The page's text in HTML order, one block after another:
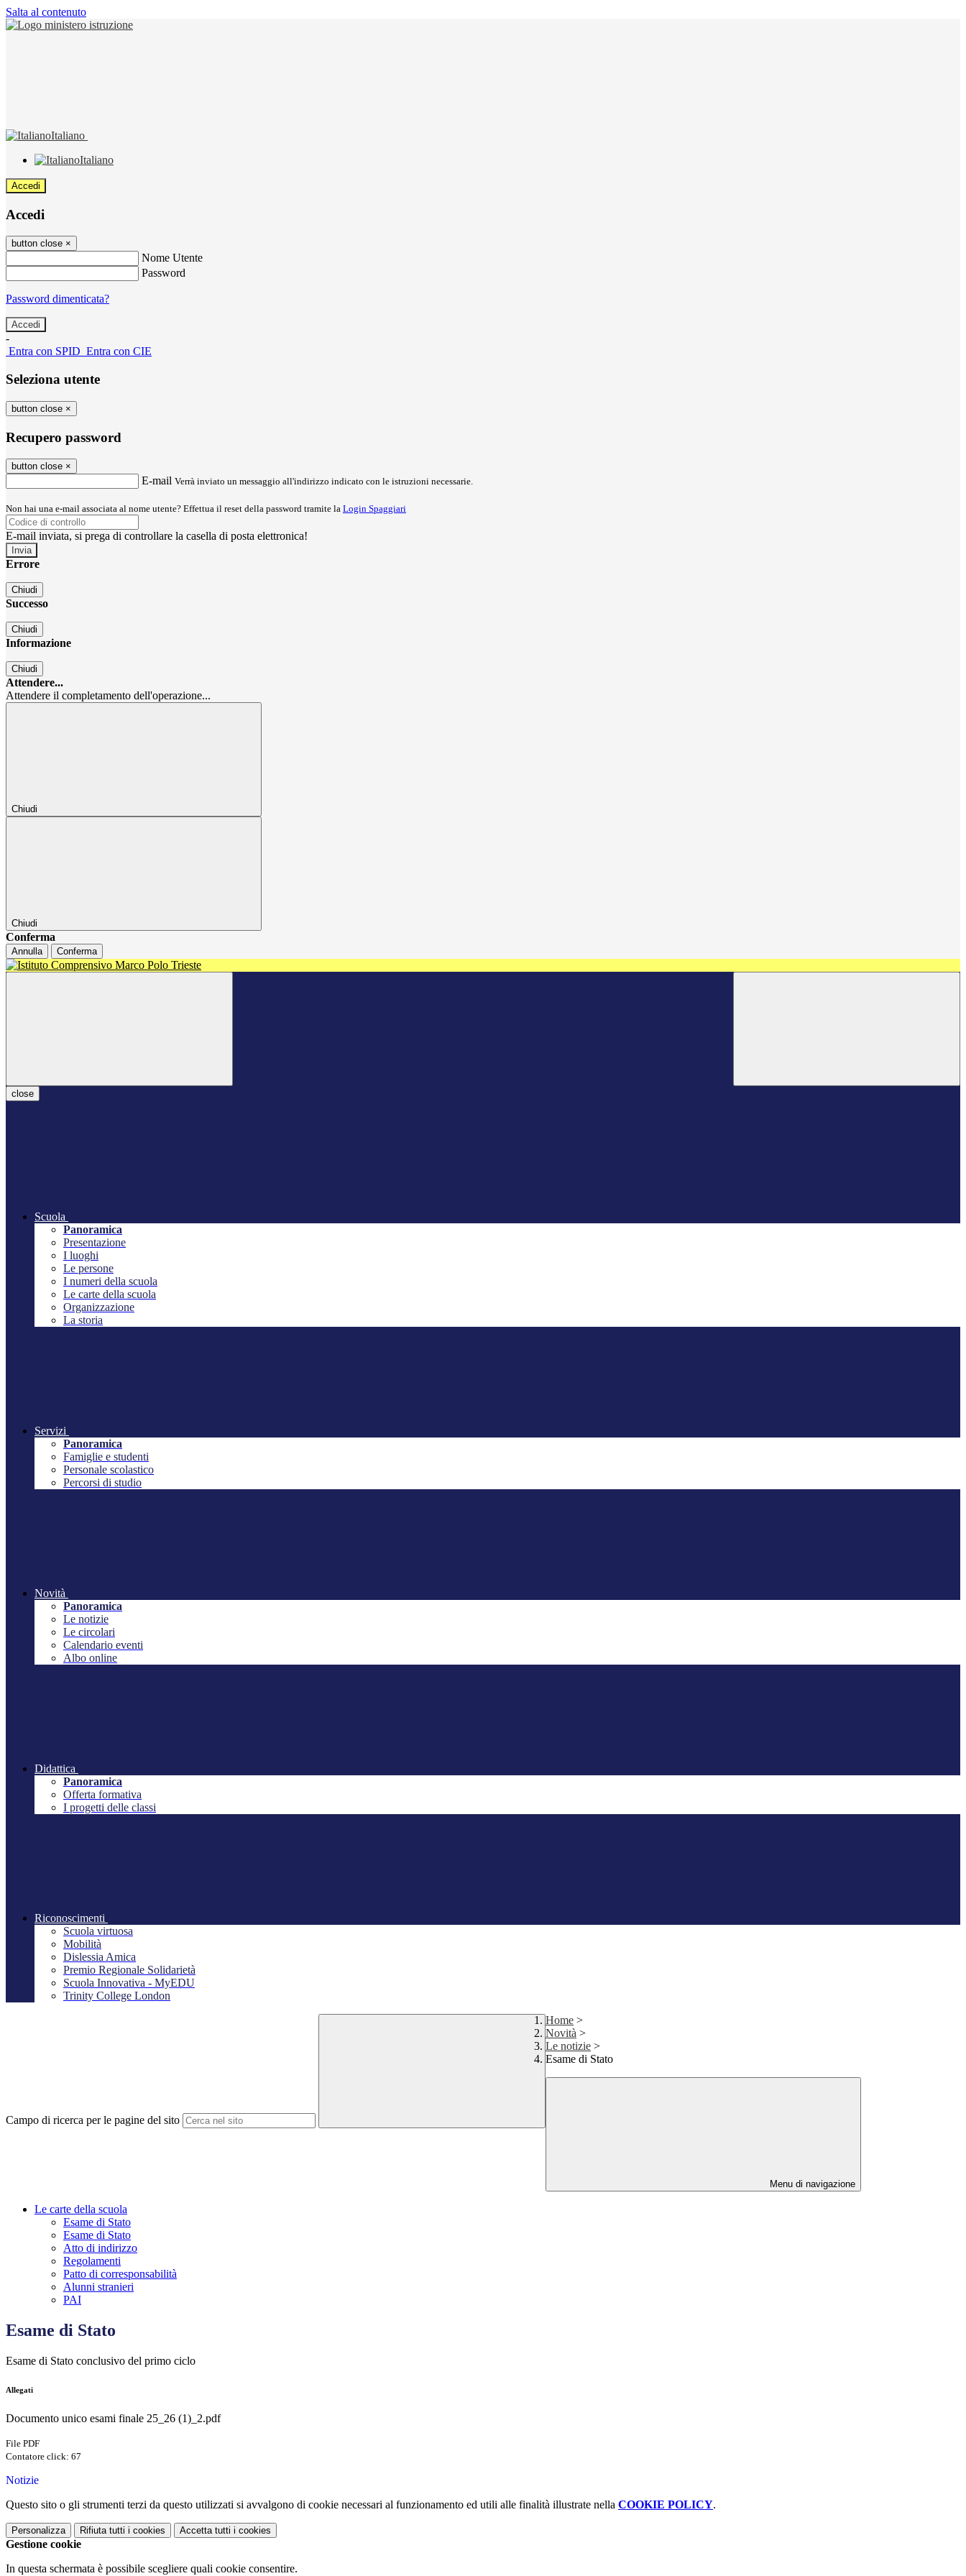
Salta al contenuto
Italiano
Italiano
Accedi
Accedi
button close ×
Nome Utente
Password
Password dimenticata?
-
Entra con SPID Entra con CIE
Seleziona utente
button close ×
Recupero password
button close ×
E-mail Verrà inviato un messaggio all'indirizzo indicato con le istruzioni necessarie.
Non hai una e-mail associata al nome utente? Effettua il reset della password tramite la Login Spaggiari
E-mail inviata, si prega di controllare la casella di posta elettronica!
Errore
Chiudi
Successo
Chiudi
Informazione
Chiudi
Attendere...
Attendere il completamento dell'operazione...
Chiudi
Chiudi
Conferma
Annulla Conferma
close
Scuola
Panoramica
Presentazione
I luoghi
Le persone
I numeri della scuola
Le carte della scuola
Organizzazione
La storia
Servizi
Panoramica
Famiglie e studenti
Personale scolastico
Percorsi di studio
Novità
Panoramica
Le notizie
Le circolari
Calendario eventi
Albo online
Didattica
Panoramica
Offerta formativa
I progetti delle classi
Riconoscimenti
Scuola virtuosa
Mobilità
Dislessia Amica
Premio Regionale Solidarietà
Scuola Innovativa - MyEDU
Trinity College London
Campo di ricerca per le pagine del sito
Home >
Novità >
Le notizie >
Esame di Stato
Menu di navigazione
Le carte della scuola
Esame di Stato
Esame di Stato
Atto di indirizzo
Regolamenti
Patto di corresponsabilità
Alunni stranieri
PAI
Esame di Stato
Esame di Stato conclusivo del primo ciclo
Allegati
Documento unico esami finale 25_26 (1)_2.pdf
File PDF
Contatore click: 67
Notizie
Questo sito o gli strumenti terzi da questo utilizzati si avvalgono di cookie necessari al funzionamento ed utili alle finalità illustrate nella COOKIE POLICY.
Personalizza Rifiuta tutti i cookies Accetta tutti i cookies
Gestione cookie
In questa schermata è possibile scegliere quali cookie consentire.